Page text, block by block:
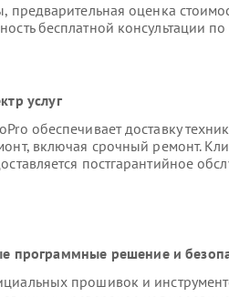
предварительная оценка
бесплатной консультации
услуг
обеспечивает доставку
включая срочный ремонт.
постгарантийное
программные решение и
прошивок и